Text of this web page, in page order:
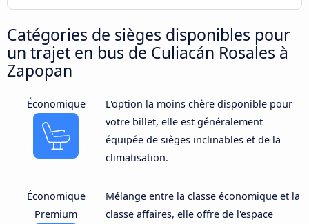
Catégories de sièges disponibles pour
un trajet en bus de Culiacán Rosales à
Zapopan
Économique
L'option la moins chère disponible pour
votre billet, elle est généralement
équipée de sièges inclinables et de la
climatisation.
Économique
Premium
Mélange entre la classe économique et la
classe affaires, elle offre de l'espace